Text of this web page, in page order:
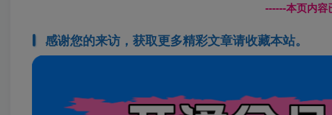
------本页内容
感谢您的来访，获取更多精彩文章请收藏本站。